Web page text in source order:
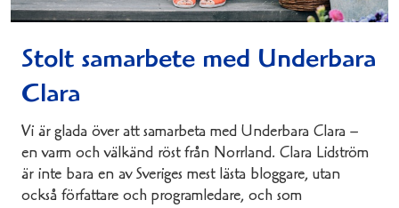
Stolt samarbete med Underbara
Clara
Vi är glada över att samarbeta med Underbara Clara –
en varm och välkänd röst från Norrland. Clara Lidström
är inte bara en av Sveriges mest lästa bloggare, utan
också författare och programledare, och som